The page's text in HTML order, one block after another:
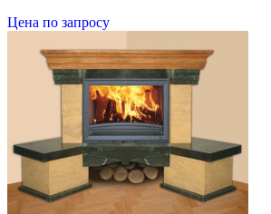
Цена по запросу